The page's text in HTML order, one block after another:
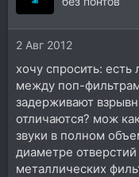
2 Авг 2012
хочу спросить:
между поп-
задерживают
отличаются? мож
звуки в полном
диаметре
металлических